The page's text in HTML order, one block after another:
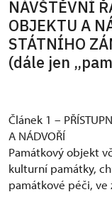
NÁVŠTĚVNÍ
OBJEKTU A
STÁTNÍHO
(dále jen
Článek 1 –
A NÁDVOŘÍ
Památkový objekt
kulturní památky,
památkové péči,